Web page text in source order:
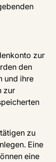
zur
den
und ihre
zur
zu
Eine
eine